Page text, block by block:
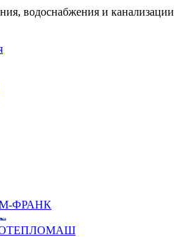
водоснабжения и канализации
ФРАНК